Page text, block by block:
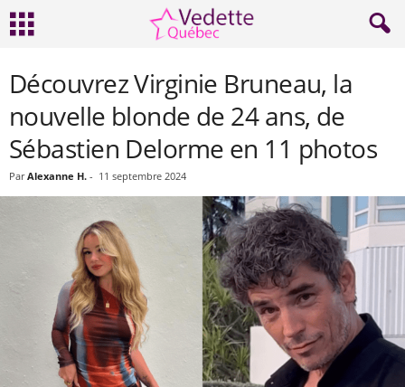
Découvrez Virginie Bruneau, la
nouvelle blonde de 24 ans, de
Sébastien Delorme en 11 photos
Par Alexanne H. - 11 septembre 2024